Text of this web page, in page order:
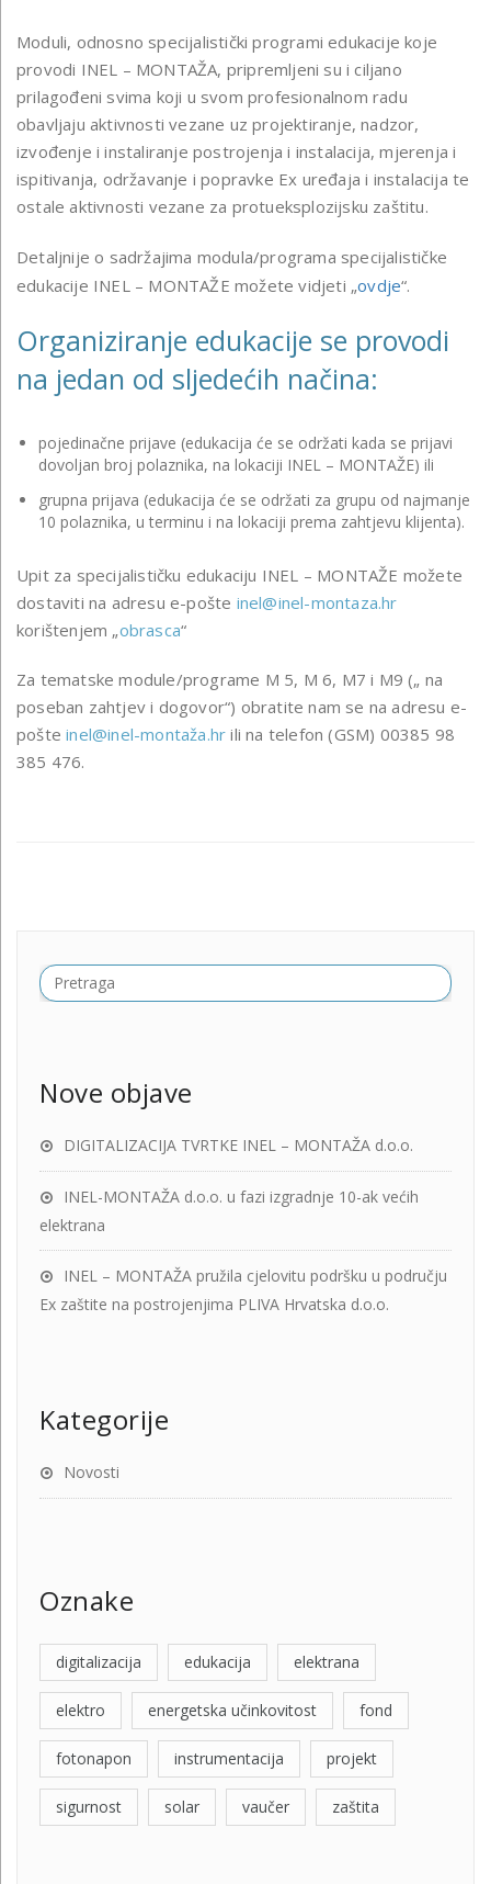
Moduli, odnosno specijalistički programi edukacije koje
provodi INEL – MONTAŽA, pripremljeni su i ciljano
prilagođeni svima koji u svom profesionalnom radu
obavljaju aktivnosti vezane uz projektiranje, nadzor,
izvođenje i instaliranje postrojenja i instalacija, mjerenja i
ispitivanja, održavanje i popravke Ex uređaja i instalacija te
ostale aktivnosti vezane za protueksplozijsku zaštitu.
Detaljnije o sadržajima modula/programa specijalističke
edukacije INEL – MONTAŽE možete vidjeti „ovdje“.
Organiziranje edukacije se provodi
na jedan od sljedećih načina:
pojedinačne prijave (edukacija će se održati kada se prijavi
dovoljan broj polaznika, na lokaciji INEL – MONTAŽE) ili
grupna prijava (edukacija će se održati za grupu od najmanje
10 polaznika, u terminu i na lokaciji prema zahtjevu klijenta).
Upit za specijalističku edukaciju INEL – MONTAŽE možete
dostaviti na adresu e-pošte inel@inel-montaza.hr
korištenjem „obrasca“
Za tematske module/programe M 5, M 6, M7 i M9 („ na
poseban zahtjev i dogovor“) obratite nam se na adresu e-
pošteinel@inel-montaža.hr ili na telefon (GSM) 00385 98
385 476.
Nove objave
DIGITALIZACIJA TVRTKE INEL – MONTAŽA d.o.o.
INEL-MONTAŽA d.o.o. u fazi izgradnje 10-ak većih
elektrana
INEL – MONTAŽA pružila cjelovitu podršku u području
Ex zaštite na postrojenjima PLIVA Hrvatska d.o.o.
Kategorije
Novosti
Oznake
digitalizacija edukacija elektrana
elektro energetska učinkovitost fond
fotonapon instrumentacija projekt
sigurnost solar vaučer zaštita